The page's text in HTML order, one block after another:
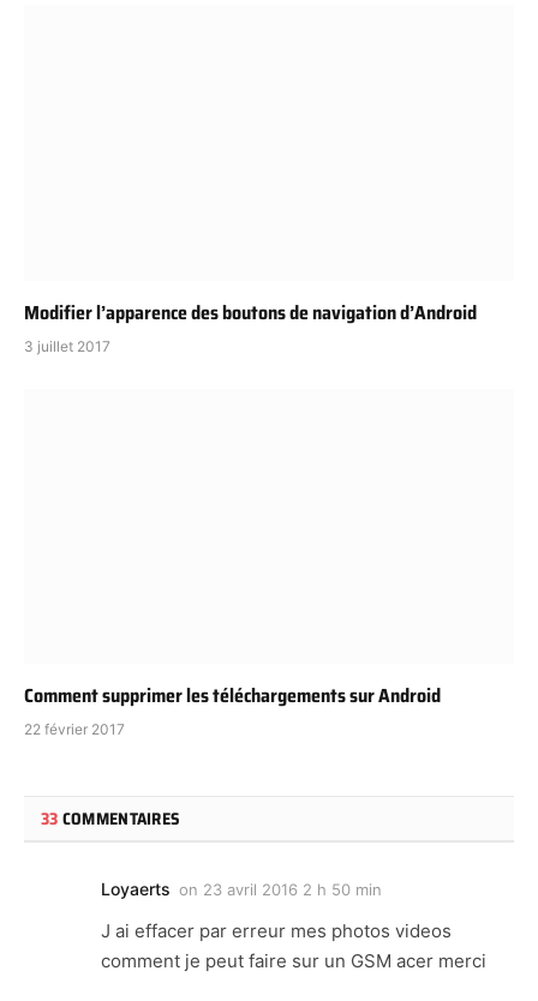
Modifier l’apparence des boutons de navigation d’Android
3 juillet 2017
Comment supprimer les téléchargements sur Android
22 février 2017
33COMMENTAIRES
Loyaerts on 23 avril 2016 2 h 50 min
J ai effacer par erreur mes photos videos
comment je peut faire sur un GSM acer merci